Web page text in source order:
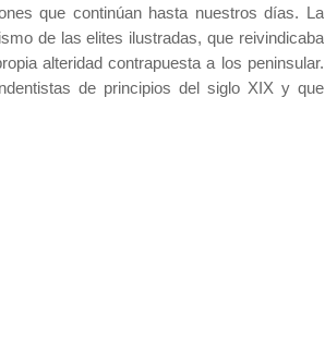
que continúan hasta nuestros días. La
de las elites ilustradas, que reivindicaba
alteridad contrapuesta a los peninsular.
de principios del siglo XIX y que